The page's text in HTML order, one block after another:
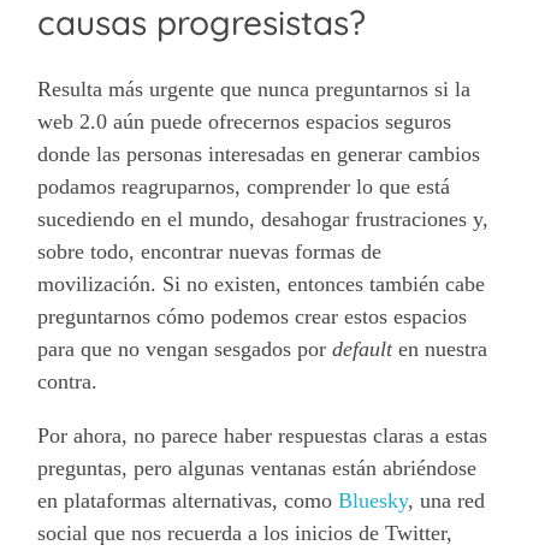
causas progresistas?
Resulta más urgente que nunca preguntarnos si la
web 2.0 aún puede ofrecernos espacios seguros
donde las personas interesadas en generar cambios
podamos reagruparnos, comprender lo que está
sucediendo en el mundo, desahogar frustraciones y,
sobre todo, encontrar nuevas formas de
movilización. Si no existen, entonces también cabe
preguntarnos cómo podemos crear estos espacios
para que no vengan sesgados pordefaulten nuestra
contra.
Por ahora, no parece haber respuestas claras a estas
preguntas, pero algunas ventanas están abriéndose
en plataformas alternativas, comoBluesky, una red
social que nos recuerda a los inicios de Twitter,